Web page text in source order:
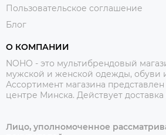
Пользовательское соглашение
Блог
О КОМПАНИИ
NOHO - это мультибрендовый
мужской и женской одежды, обуви
Ассортимент магазина
центре Минска. Действует
Лицо, уполномоченное